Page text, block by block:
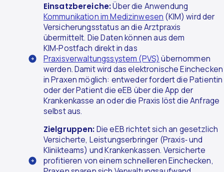
Einsatzbereiche:Über die Anwendung
Kommunikation im Medizinwesen (KIM) wird der
Versicherungsstatus an die Arztpraxis
übermittelt. Die Daten können aus dem
KIM‑Postfach direkt in das
Praxisverwaltungssystem (PVS) übernommen
werden. Damit wird das elektronische Einchecken
in Praxen möglich: entweder fordert die Patientin
oder der Patient die eEB über die App der
Krankenkasse an oder die Praxis löst die Anfrage
selbst aus.
Zielgruppen:Die eEB richtet sich an gesetzlich
Versicherte, Leistungserbringer (Praxis‑ und
Klinikteams) und Krankenkassen. Versicherte
profitieren von einem schnelleren Einchecken,